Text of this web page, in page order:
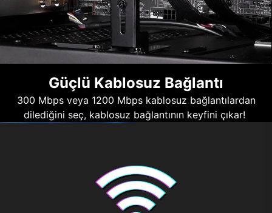
Güçlü Kablosuz Bağlantı
300 Mbps veya 1200 Mbps kablosuz bağlantılardan
dilediğini seç, kablosuz bağlantının keyfini çıkar!